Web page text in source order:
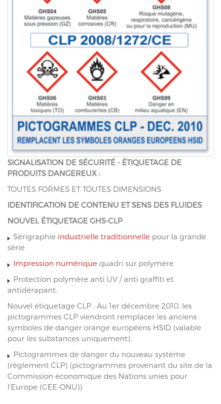
SIGNALISATION DE SÉCURITÉ - ÉTIQUETAGE DE
PRODUITS DANGEREUX :
TOUTES FORMES ET TOUTES DIMENSIONS
IDENTIFICATION DE CONTENU ET SENS DES FLUIDES
NOUVEL ÉTIQUETAGE GHS-CLP
Sérigraphie industrielle traditionnelle pour la grande
série
Impression numérique quadri sur polymère
Protection polymère anti UV / anti graffiti et
antidérapant.
Nouvel étiquetage CLP : Au 1er décembre 2010, les
pictogrammes CLP viendront remplacer les anciens
symboles de danger orange européens HSID (valable
pour les substances uniquement).
Pictogrammes de danger du nouveau système
(règlement CLP) (pictogrammes provenant du site de la
Commission économique des Nations unies pour
l’Europe (CEE-ONU))